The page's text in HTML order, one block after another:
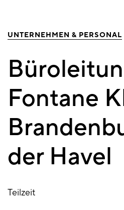
UNTERNEHMEN & PERSONAL
Fontane
der Havel
Teilzeit